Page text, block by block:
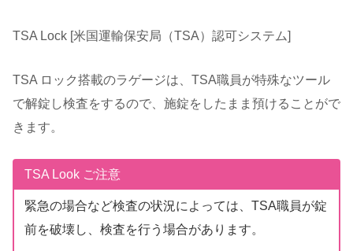
TSA Lock [米国運輸保安局（TSA）認可システム]
TSA ロック搭載のラゲージは、TSA職員が特殊なツール
で解錠し検査をするので、施錠をしたまま預けることがで
きます。
TSA Look ご注意
緊急の場合など検査の状況によっては、TSA職員が錠
前を破壊し、検査を行う場合があります。